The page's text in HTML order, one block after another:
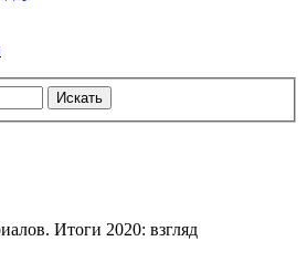
Искать
Итоги 2020: взгляд